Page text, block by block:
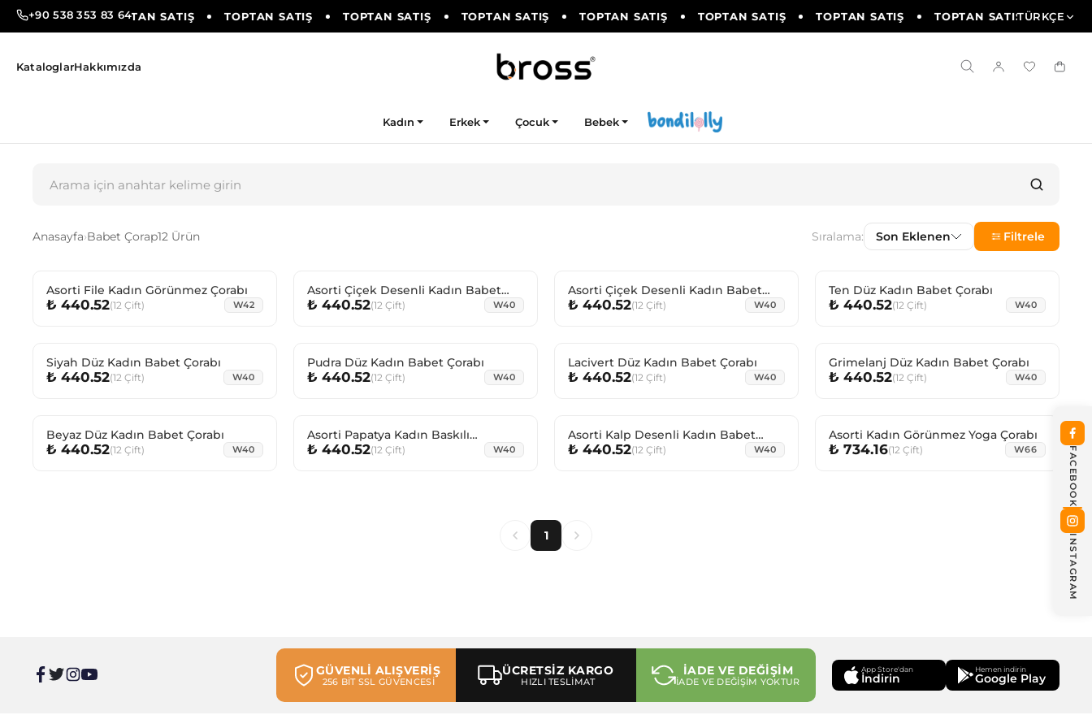
+90 538 353 83 64
SATIŞ TOPTAN SATIŞ TOPTAN SATIŞ TOPTAN SATIŞ TOPTAN SATIŞ TOPTAN SATIŞ TOPTAN SATIŞ TOPTAN SATIŞ TOPTAN SATIŞTÜRKÇE
KataloglarHakkımızda
Kadın Erkek Çocuk Bebek
Anasayfa›Babet Çorap12 Ürün Sıralama: Son Eklenen Filtrele
Asorti File Kadın Görünmez Çorabı
₺ 440.52(12 Çift) W42
Asorti Çiçek Desenli Kadın Babet
Çorabı
₺ 440.52(12 Çift) W40
Asorti Çiçek Desenli Kadın Babet
Çorabı
₺ 440.52(12 Çift) W40
Ten Düz Kadın Babet Çorabı
₺ 440.52(12 Çift) W40
Siyah Düz Kadın Babet Çorabı
₺ 440.52(12 Çift) W40
Pudra Düz Kadın Babet Çorabı
₺ 440.52(12 Çift) W40
Lacivert Düz Kadın Babet Çorabı
₺ 440.52(12 Çift) W40
Grimelanj Düz Kadın Babet Çorabı
₺ 440.52(12 Çift) W40
Beyaz Düz Kadın Babet Çorabı
₺ 440.52(12 Çift) W40
Asorti Papatya Kadın Baskılı
Görünmez Çorabı
₺ 440.52(12 Çift) W40
Asorti Kalp Desenli Kadın Babet
Çorabı
₺ 440.52(12 Çift) W40
Asorti Kadın Görünmez Yoga Çorabı
₺ 734.16(12 Çift) W66
1
GÜVENLİ ALIŞVERİŞ
256 BİT SSL GÜVENCESİ
ÜCRETSİZ KARGO
HIZLI TESLİMAT
İADE VE DEĞİŞİM
İADE VE DEĞİŞİM YOKTUR
App Store'dan
İndirin
Hemen indirin
Google Play
FACEBOOK
INSTAGRAM